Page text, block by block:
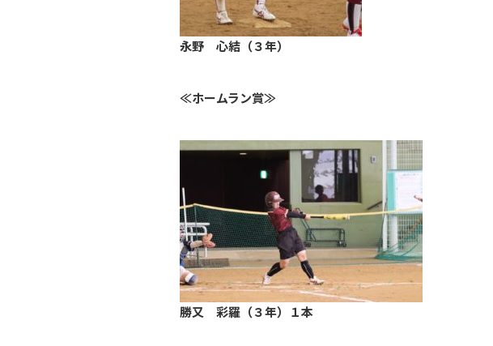
永野 心結（３年）
≪ホームラン賞≫
勝又 彩羅（３年）１本